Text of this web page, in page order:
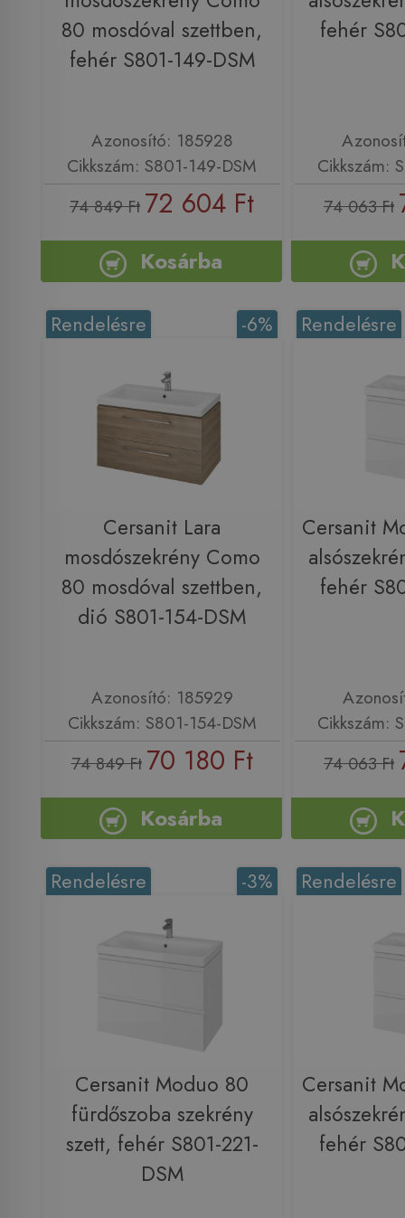
80 mosdóval szettben,
fehér S801-149-DSM
Azonosító: 185928
Cikkszám: S801-149-DSM
74 849 Ft 72 604 Ft
Kosárba
fehér
Cikkszám:
74 063 Ft
-6%
Rendelésre
Cersanit Lara
mosdószekrény Como
80 mosdóval szettben,
dió S801-154-DSM
Azonosító: 185929
Cikkszám: S801-154-DSM
74 849 Ft 70 180 Ft
Kosárba
Rendelésre
Cersanit
fehér
Cikkszám:
74 063 Ft
-3%
Rendelésre
Cersanit Moduo 80
fürdőszoba szekrény
szett, fehér S801-221-
DSM
Rendelésre
Cersanit
fehér